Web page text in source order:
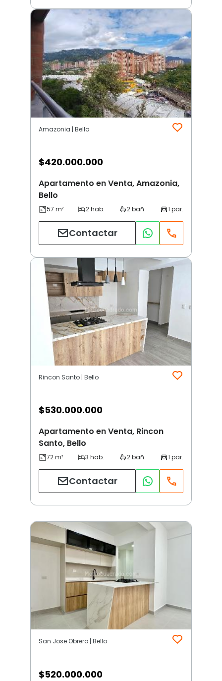
Amazonia | Bello
$420.000.000
Apartamento en Venta, Amazonia,
Bello
Contactar
Rincon Santo | Bello
$530.000.000
Apartamento en Venta, Rincon
Santo, Bello
Contactar
San Jose Obrero | Bello
$520.000.000